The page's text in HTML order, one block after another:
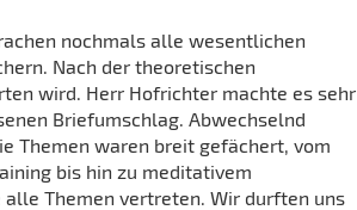
nochmals alle wesentlichen
Nach der theoretischen
wird. Herr Hofrichter machte es sehr
Briefumschlag. Abwechselnd
Themen waren breit gefächert, vom
bis hin zu meditativem
Themen vertreten. Wir durften uns